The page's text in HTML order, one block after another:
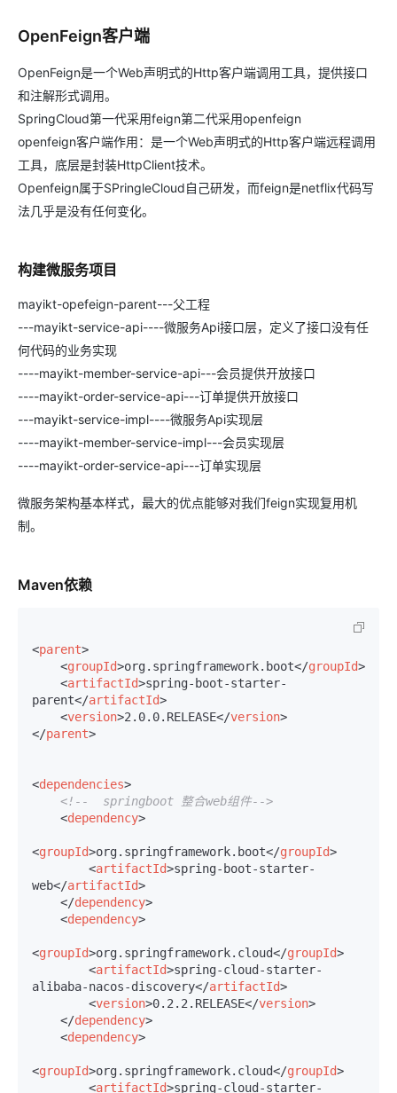
OpenFeign客户端
OpenFeign是一个Web声明式的Http客户端调用工具，提供接口
和注解形式调用。
SpringCloud第一代采用feign第二代采用openfeign
openfeign客户端作用：是一个Web声明式的Http客户端远程调用
工具，底层是封装HttpClient技术。
Openfeign属于SPringleCloud自己研发，而feign是netflix代码写
法几乎是没有任何变化。
构建微服务项目
mayikt-opefeign-parent---父工程
---mayikt-service-api----微服务Api接口层，定义了接口没有任
何代码的业务实现
----mayikt-member-service-api---会员提供开放接口
----mayikt-order-service-api---订单提供开放接口
---mayikt-service-impl----微服务Api实现层
----mayikt-member-service-impl---会员实现层
----mayikt-order-service-api---订单实现层
微服务架构基本样式，最大的优点能够对我们feign实现复用机
制。
Maven依赖
<parent>
<groupId>org.springframework.boot</groupId>
<artifactId>spring-boot-starter-
parent</artifactId>
<version>2.0.0.RELEASE</version>
</parent>
<dependencies>
<!--  springboot 整合web组件-->
<dependency>
<groupId>org.springframework.boot</groupId>
<artifactId>spring-boot-starter-
web</artifactId>
</dependency>
<dependency>
<groupId>org.springframework.cloud</groupId>
<artifactId>spring-cloud-starter-
alibaba-nacos-discovery</artifactId>
<version>0.2.2.RELEASE</version>
</dependency>
<dependency>
<groupId>org.springframework.cloud</groupId>
<artifactId>spring-cloud-starter-